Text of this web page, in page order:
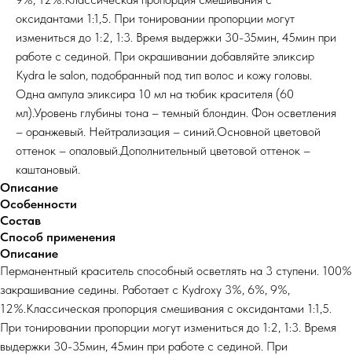
оксидантами 1:1,5. При тонировании пропорции могут
измениться до 1:2, 1:3. Время выдержки 30-35мин, 45мин при
работе с сединой. При окрашивании добавляйте эликсир
Kydra le salon, подобранный под тип волос и кожу головы.
Одна ампула эликсира 10 мл на тюбик красителя (60
мл).Уровень глубины тона – темный блондин. Фон осветления
– оранжевый. Нейтрализация – синий.Основной цветовой
оттенок – опаловый.Дополнительный цветовой оттенок –
каштановый.
Описание
Особенности
Состав
Способ применения
Описание
Перманентный краситель способный осветлять на 3 ступени. 100%
закрашивание седины. Работает с Kydroxy 3%, 6%, 9%,
12%.Классическая пропорция смешивания с оксидантами 1:1,5.
При тонировании пропорции могут измениться до 1:2, 1:3. Время
выдержки 30-35мин, 45мин при работе с сединой. При